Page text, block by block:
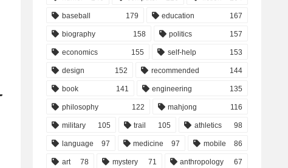
baseball 179 education 167
biography 158 politics 157
economics 155 self-help 153
design 152 recommended 144
book 141 engineering 135
philosophy 122 mahjong 116
military 105 trail 105 athletics 98
language 97 medicine 97 mobile 86
art 78 mystery 71 anthropology 67